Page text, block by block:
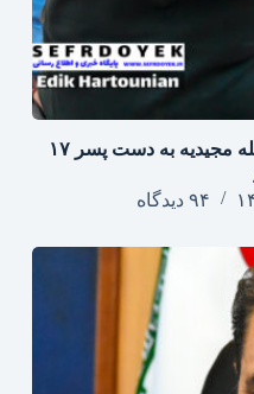
قتل مرد ارمنی سالخورده در محله مجیدیه به دست پسر ۱۷
۹۴ دیدگاه